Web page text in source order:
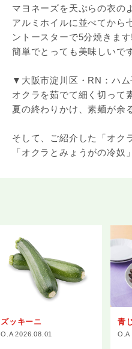
マヨネーズを天ぷらの衣の
アルミホイルに並べてから
ントースターで5分焼きます
簡単でとっても美味しいで
▼大阪市淀川区・RN：ハム
オクラを茹でて細く切って
夏の終わりかけ、素麺が
そして、ご紹介した「オク
「オクラとみょうがの冷
ズッキーニ
O.A 2026.08.01
青
O.A